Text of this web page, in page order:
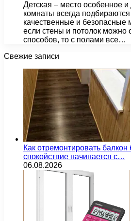
Детская – место особенное и
комнаты всегда
качественные и безопасные
если стены и потолок можно
способов, то с полами все…
Свежие записи
Как отремонтировать
спокойствие начинается с…
06.08.2026